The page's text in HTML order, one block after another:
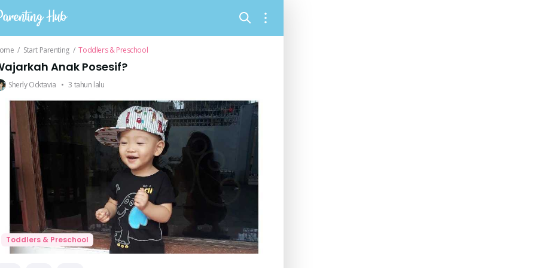
/ Start Parenting / Toddlers & Preschool
Anak Posesif?
Sherly Ocktavia • 3 tahun lalu
Toddlers & Preschool